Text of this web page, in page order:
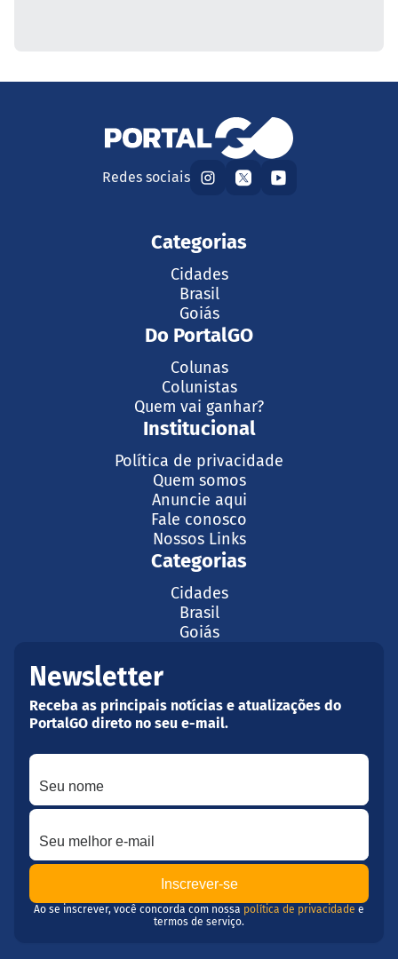
Redes sociais
Categorias
Cidades
Brasil
Goiás
Do PortalGO
Colunas
Colunistas
Quem vai ganhar?
Institucional
Política de privacidade
Quem somos
Anuncie aqui
Fale conosco
Nossos Links
Categorias
Cidades
Brasil
Goiás
Newsletter
Receba as principais notícias e atualizações do
PortalGO direto no seu e-mail.
Seu nome
Seu melhor e-mail
Ao se inscrever, você concorda com nossa política de privacidade e
termos de serviço.